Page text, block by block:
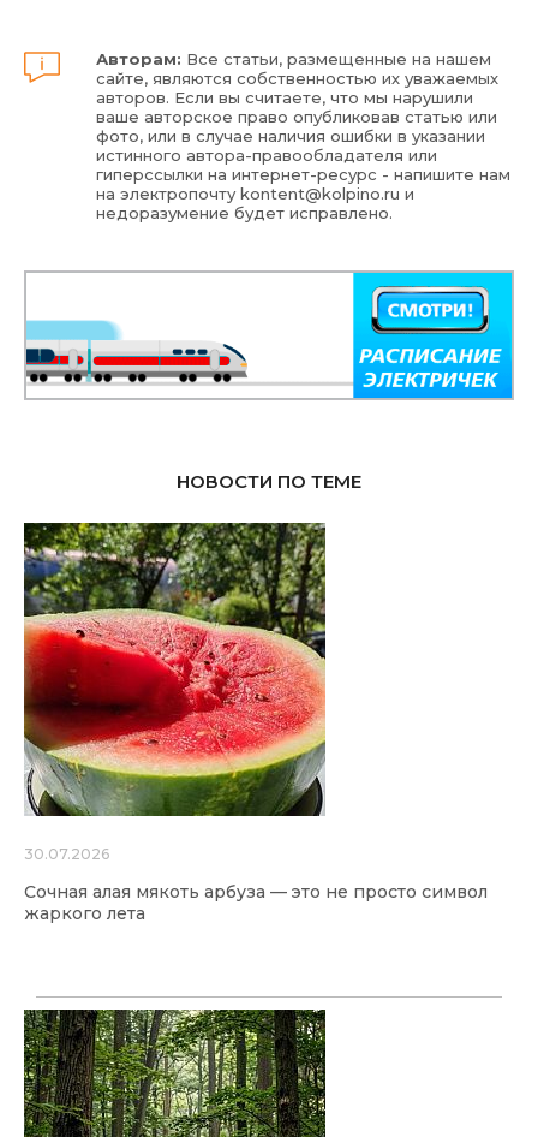
Авторам: Все статьи, размещенные на нашем
сайте, являются собственностью их уважаемых
авторов. Если вы считаете, что мы нарушили
ваше авторское право опубликовав статью или
фото, или в случае наличия ошибки в указании
истинного автора-правообладателя или
гиперссылки на интернет-ресурс - напишите нам
на электропочтуkontent@kolpino.ru и
недоразумение будет исправлено.
НОВОСТИ ПО ТЕМЕ
30.07.2026
Сочная алая мякоть арбуза — это не просто символ
жаркого лета